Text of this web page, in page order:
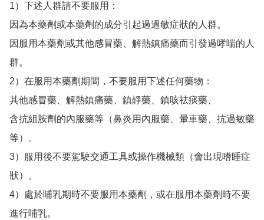
1）下述人群請不要服用：
因為本藥劑或本藥劑的成分引起過過敏症狀的人群。
因服用本藥劑或其他感冒藥、解熱鎮痛藥而引發過哮喘的人
群。
2）在服用本藥劑期間，不要服用下述任何藥物：
其他感冒藥、解熱鎮痛藥、鎮靜藥、鎮咳祛痰藥、
含抗組胺劑的內服藥等（鼻炎用內服藥、暈車藥、抗過敏藥
等）。
3）服用後不要駕駛交通工具或操作機械類（會出現嗜睡症
狀）。
4）處於哺乳期時不要服用本藥劑，或在服用本藥劑時不要
進行哺乳。